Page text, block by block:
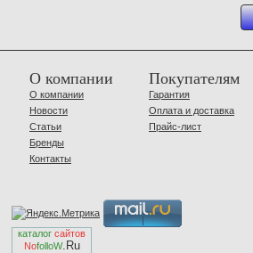
О компании
О компании
Новости
Статьи
Бренды
Контакты
Покупателям
Гарантия
Оплата и доставка
Прайс-лист
каталог сайтов
NofolloW.Ru